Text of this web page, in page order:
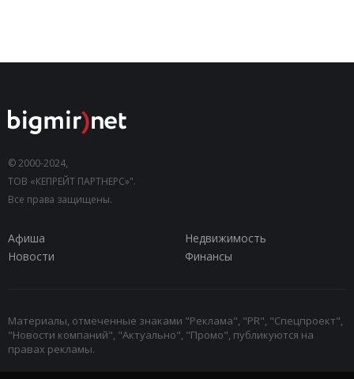
© 2000-2024,
ТОВ «КЕПРЕЙТ ПАРТНЕРС»".
Все права защищены.
Афиша
Недвижимость
Новости
Финансы
Материалы, отмеченные знаками "Реклама", "PR", "Спецпроект",
"Новости компаний", "Актуально", "Промо", публикуются на
правах рекламы.